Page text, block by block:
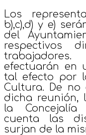
Los
b),c),d) y e)
del
respectivos
efectuarán en
tal efecto por
Cultura. De no
dicha reunión,
la Concejalía
cuenta las
surjan de la